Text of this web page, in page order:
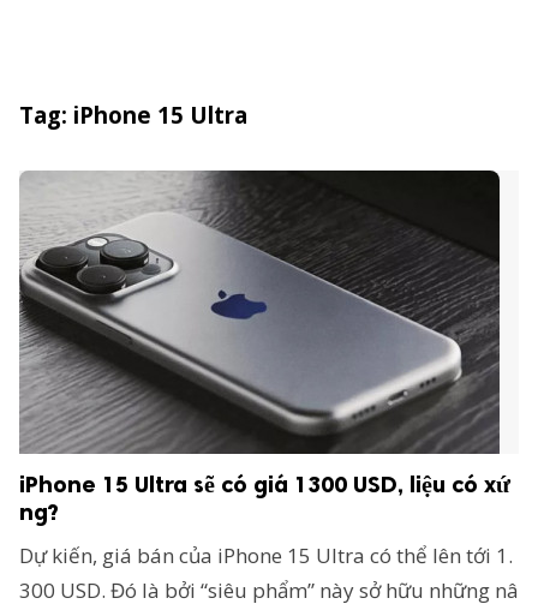
sánh giá
reserved.
Tag: iPhone 15 Ultra
iPhone 15 Ultra sẽ có giá 1300 USD, liệu có xứ
ng?
Dự kiến, giá bán của iPhone 15 Ultra có thể lên tới 1.
300 USD. Đó là bởi “siêu phẩm” này sở hữu những nâ